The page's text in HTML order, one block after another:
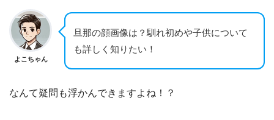
よこちゃん
旦那の顔画像は？馴れ初めや子供について
も詳しく知りたい！
なんて疑問も浮かんできますよね！？